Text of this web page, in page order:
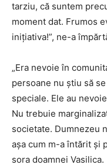
tarziu, că suntem
moment dat. Frumos
inițiativa!”, ne-a
„Era nevoie în
persoane nu știu să
speciale. Ele au
Nu trebuie
societate. Dumnezeu
așa cum m-a întărit și
sora doamnei Vasilica.